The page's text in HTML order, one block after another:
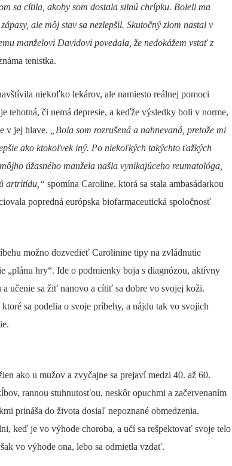
sa cítila, akoby som dostala silnú chrípku. Boleli ma
ale môj stav sa nezlepšil. Skutočný zlom nastal v
manželovi Davidovi povedala, že nedokážem vstať z
tenistka.
niekoľko lekárov, ale namiesto reálnej pomoci
tehotná, či nemá depresie, a keďže výsledky boli v norme,
v jej hlave. „Bola som rozrušená a nahnevaná, pretože mi
ako ktokoľvek iný. Po niekoľkých takýchto ťažkých
úžasného manžela našla vynikajúceho reumatológa,
artritídu,“ spomína Caroline, ktorá sa stala ambasádarkou
popredná európska biofarmaceutická spoločnosť
možno dozvedieť Carolinine tipy na zvládnutie
„plánu hry“. Ide o podmienky boja s diagnózou, aktívny
učenie sa žiť nanovo a cítiť sa dobre vo svojej koži.
sa podelia o svoje príbehy, a nájdu tak vo svojich
ako u mužov a zvyčajne sa prejaví medzi 40. až 60.
rannou stuhnutosťou, neskôr opuchmi a začervenaním
prináša do života dosiaľ nepoznané obmedzenia.
keď je vo výhode choroba, a učí sa rešpektovať svoje telo
vo výhode ona, lebo sa odmietla vzdať.